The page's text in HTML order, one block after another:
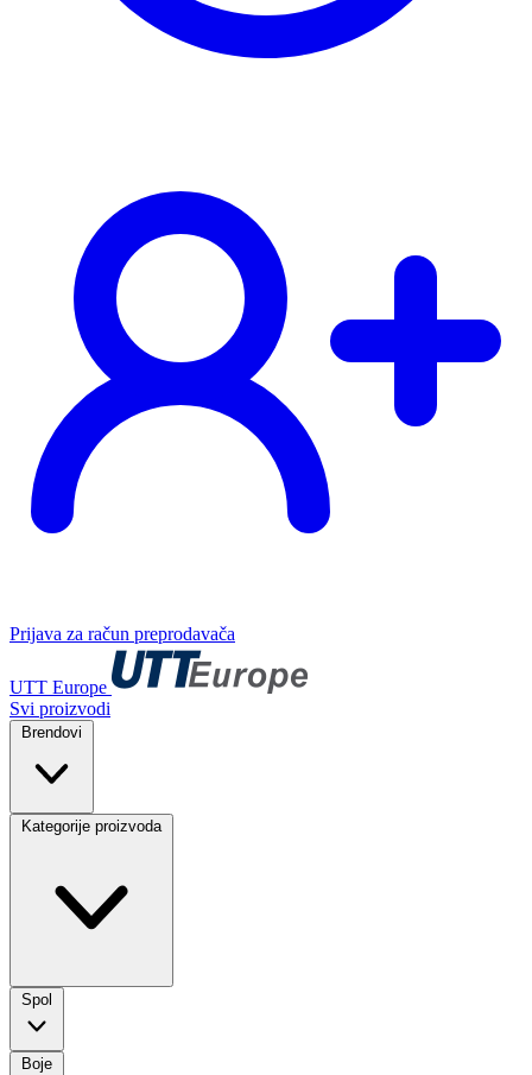
Prijava za račun preprodavača
UTT Europe
Svi proizvodi
Brendovi
Kategorije proizvoda
Spol
Boje